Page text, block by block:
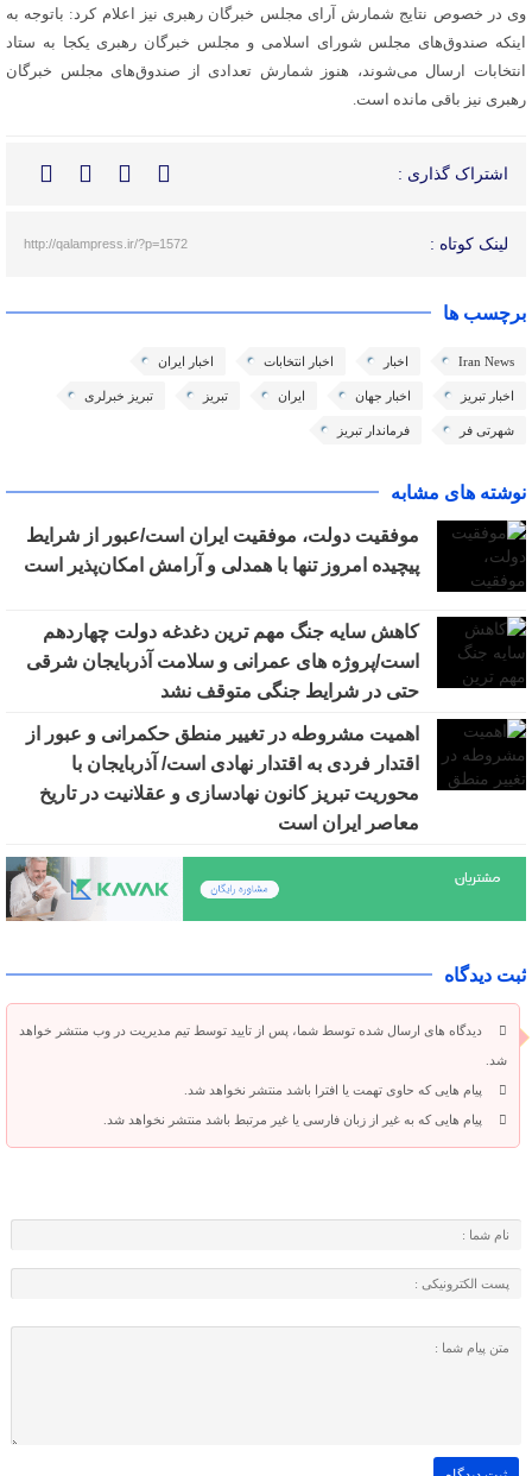
وی در خصوص نتایج شمارش آرای مجلس خبرگان رهبری نیز اعلام کرد: باتوجه به
اینکه صندوق‌های مجلس شورای اسلامی و مجلس خبرگان رهبری یکجا به ستاد
انتخابات ارسال می‌شوند، هنوز شمارش تعدادی از صندوق‌های مجلس خبرگان
رهبری نیز باقی مانده است.
اشتراک گذاری :
لینک کوتاه : http://qalampress.ir/?p=1572
برچسب ها
Iran News اخبار اخبار انتخابات اخبار ایران
اخبار تبریز اخبار جهان ایران تبریز تبریز خبرلری
شهرتی فر فرماندار تبریز
نوشته های مشابه
موفقیت دولت، موفقیت ایران است/عبور از شرایط
پیچیده امروز تنها با همدلی و آرامش امکان‌پذیر است
کاهش سایه جنگ مهم ‌ترین دغدغه دولت چهاردهم
است/پروژه ‌های عمرانی و سلامت آذربایجان شرقی
حتی در شرایط جنگی متوقف نشد
اهمیت مشروطه در تغییر منطق حکمرانی و عبور از
اقتدار فردی به اقتدار نهادی است/ آذربایجان با
محوریت تبریز کانون نهادسازی و عقلانیت در تاریخ
معاصر ایران است
ثبت دیدگاه
دیدگاه های ارسال شده توسط شما، پس از تایید توسط تیم مدیریت در وب منتشر خواهد
شد.
پیام هایی که حاوی تهمت یا افترا باشد منتشر نخواهد شد.
پیام هایی که به غیر از زبان فارسی یا غیر مرتبط باشد منتشر نخواهد شد.